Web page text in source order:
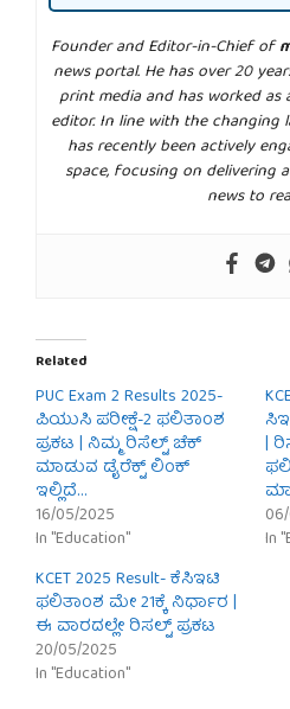
Founder and Editor-in-Chief of
news portal. He has over 20
print media and has worked as
editor. In line with the changing
has recently been actively
space, focusing on delivering
news to
Related
PUC Exam 2 Results 2025-
ಪಿಯುಸಿ ಪರೀಕ್ಷೆ-2 ಫಲಿತಾಂಶ
ಪ್ರಕಟ | ನಿಮ್ಮ ರಿಸೆಲ್ಟ್ ಚೆಕ್
ಮಾಡುವ ಡೈರೆಕ್ಟ್ ಲಿಂಕ್
ಇಲ್ಲಿದೆ…
16/05/2025
In "Education"
|
In
KCET 2025 Result- ಕೆಸಿಇಟಿ
ಫಲಿತಾಂಶ ಮೇ 21ಕ್ಕೆ ನಿರ್ಧಾರ |
ಈ ವಾರದಲ್ಲೇ ರಿಸಲ್ಟ್ ಪ್ರಕಟ
20/05/2025
In "Education"